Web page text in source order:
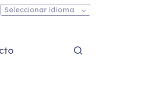
Seleccionar idioma